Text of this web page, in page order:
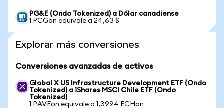
PG&E (Ondo Tokenized) a Dólar canadiense
1 PCGon equivale a 24,63 $
Explorar más conversiones
Conversiones avanzadas de activos
Global X US Infrastructure Development ETF (Ondo
Tokenized) a iShares MSCI Chile ETF (Ondo
Tokenized)
1 PAVEon equivale a 1,3994 ECHon